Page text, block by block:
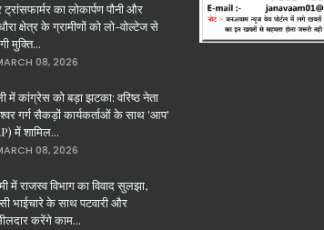
ट्रांसफार्मर का लोकार्पण पौनी और
क्षेत्र के ग्रामीणों को लो-वोल्टेज से
मुक्ति...
08, 2026
में कांग्रेस को बड़ा झटका: वरिष्ठ नेता
गर्ग सैकड़ों कार्यकर्ताओं के साथ 'आप'
में शामिल...
08, 2026
में राजस्व विभाग का विवाद सुलझा,
भाईचारे के साथ पटवारी और
करेंगे काम...